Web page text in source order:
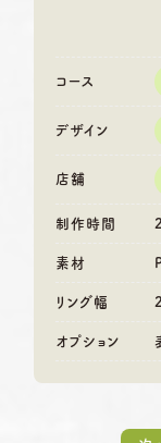
コース
デザイン
店舗
制作時間
素材
リング幅
オプション